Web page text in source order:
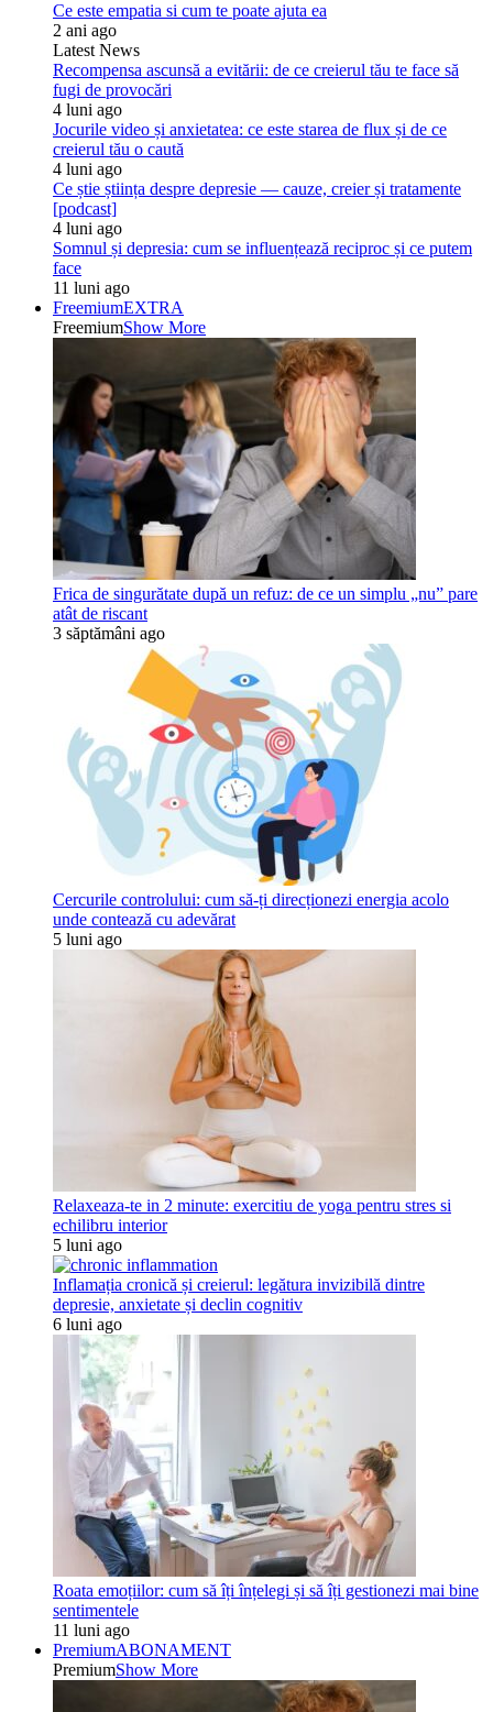
Ce este empatia si cum te poate ajuta ea
2 ani ago
Latest News
Recompensa ascunsă a evitării: de ce creierul tău te face să
fugi de provocări
4 luni ago
Jocurile video și anxietatea: ce este starea de flux și de ce
creierul tău o caută
4 luni ago
Ce știe știința despre depresie — cauze, creier și tratamente
[podcast]
4 luni ago
Somnul și depresia: cum se influențează reciproc și ce putem
face
11 luni ago
FreemiumEXTRA
FreemiumShow More
Frica de singurătate după un refuz: de ce un simplu „nu” pare
atât de riscant
3 săptămâni ago
Cercurile controlului: cum să-ți direcționezi energia acolo
unde contează cu adevărat
5 luni ago
Relaxeaza-te in 2 minute: exercitiu de yoga pentru stres si
echilibru interior
5 luni ago
Inflamația cronică și creierul: legătura invizibilă dintre
depresie, anxietate și declin cognitiv
6 luni ago
Roata emoțiilor: cum să îți înțelegi și să îți gestionezi mai bine
sentimentele
11 luni ago
PremiumABONAMENT
PremiumShow More